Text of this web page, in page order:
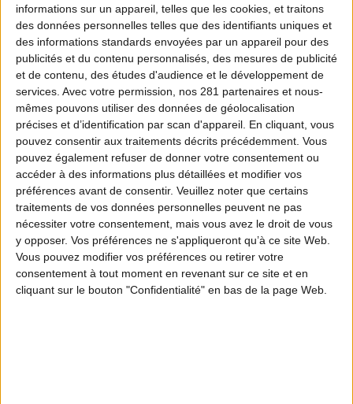
informations sur un appareil, telles que les cookies, et traitons
des données personnelles telles que des identifiants uniques et
des informations standards envoyées par un appareil pour des
publicités et du contenu personnalisés, des mesures de publicité
et de contenu, des études d'audience et le développement de
services. Avec votre permission, nos 281 partenaires et nous-
mêmes pouvons utiliser des données de géolocalisation
précises et d’identification par scan d'appareil. En cliquant, vous
pouvez consentir aux traitements décrits précédemment. Vous
pouvez également refuser de donner votre consentement ou
accéder à des informations plus détaillées et modifier vos
préférences avant de consentir. Veuillez noter que certains
traitements de vos données personnelles peuvent ne pas
nécessiter votre consentement, mais vous avez le droit de vous
y opposer. Vos préférences ne s'appliqueront qu’à ce site Web.
Vous pouvez modifier vos préférences ou retirer votre
consentement à tout moment en revenant sur ce site et en
cliquant sur le bouton "Confidentialité" en bas de la page Web.